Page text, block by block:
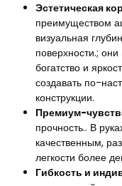
Эстетическая
преимуществом
визуальная
поверхности.;
богатство и
создавать по-
конструкции.
Премиум-
прочность.. В
качественным,
легкости более
Гибкость и